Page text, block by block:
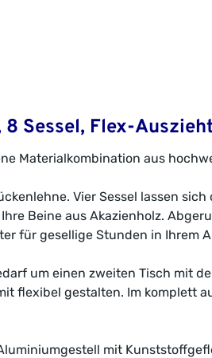
Sessel, Flex-
Materialkombination aus
Vier Sessel lassen
Beine aus Akazienholz.
für gesellige Stunden in Ihrem
um einen zweiten Tisch mit
flexibel gestalten. Im komplett
mit